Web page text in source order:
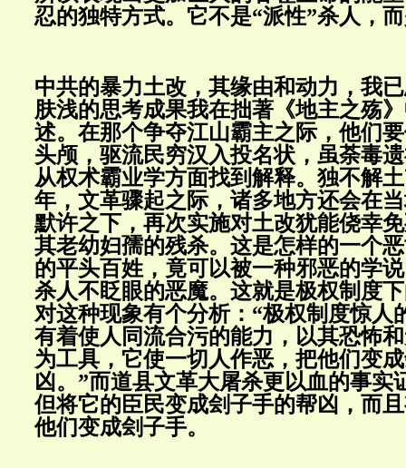
忍的独特方式。它不是“派性”杀人，
中共的暴力土改，其缘由和动力，我
肤浅的思考成果我在拙著《地主之殇
述。在那个争夺江山霸主之际，他们
头颅，驱流民穷汉入投名状，虽荼毒
从权术霸业学方面找到解释。独不解
年，文革骤起之际，诸多地方还会在
默许之下，再次实施对土改犹能侥幸
其老幼妇孺的残杀。这是怎样的一个
的平头百姓，竟可以被一种邪恶的学
杀人不眨眼的恶魔。这就是极权制度
对这种现象有个分析：“极权制度惊人
有着使人同流合污的能力，以其恐怖
为工具，它使一切人作恶，把他们变
凶。”而道县文革大屠杀更以血的事实
但将它的臣民变成刽子手的帮凶，而
他们变成刽子手。